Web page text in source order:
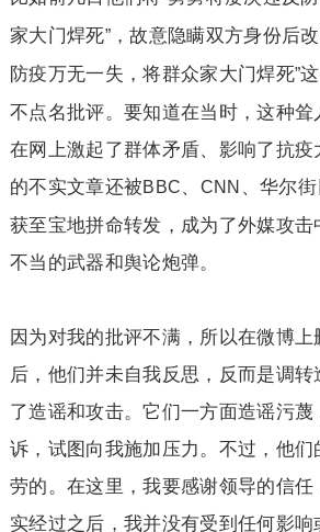
家大门焊死”，故意隐瞒双方身份后
防疫万无一失，将群众家大门焊死”
不点名批评。要知道在当时，这种
在网上激起了群体矛盾、影响了抗
的不实文章还被BBC、 CNN 、华尔
获至宝地拼命转发，成为了外媒攻
不当的武器和舆论炮弹。
因为对我的批评不满，所以在微博上
后，他们并未自我反思，反而是调
了造谣和攻击。它们一方面造谣污蔑
诉，试图向我施加压力。不过，他
劳的。在这里，我要感谢领导的信
实经过之后，我并没有受到任何影响